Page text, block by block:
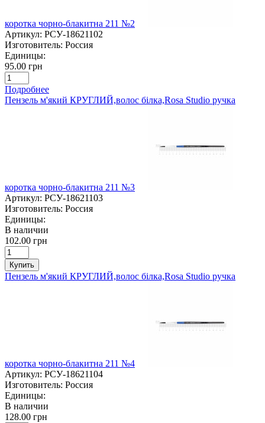
коротка чорно-блакитна 211 №2
Артикул: РСУ-18621102
Изготовитель: Россия
Единицы:
95.00 грн
Подробнее
Пензель м'який КРУГЛИЙ,волос білка,Rosa Studio ручка
коротка чорно-блакитна 211 №3
Артикул: РСУ-18621103
Изготовитель: Россия
Единицы:
В наличии
102.00 грн
Купить
Пензель м'який КРУГЛИЙ,волос білка,Rosa Studio ручка
коротка чорно-блакитна 211 №4
Артикул: РСУ-18621104
Изготовитель: Россия
Единицы:
В наличии
128.00 грн